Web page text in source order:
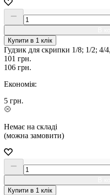
Купити в 1 клік
Гудзик для скрипки 1/8; 1/2; 4/
101 грн.
106 грн.
Економія:
5 грн.
Немає на складі
(можна замовити)
Купити в 1 клік